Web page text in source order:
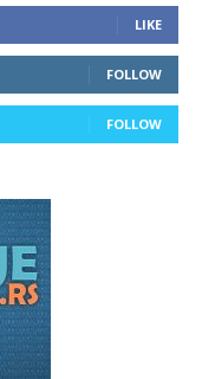
LIKE
FOLLOW
FOLLOW